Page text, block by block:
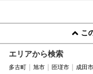
こ
エリアから検索
多古町 旭市 匝瑳市 成田市